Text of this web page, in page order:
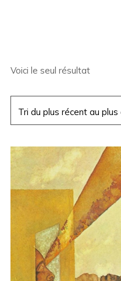
Voici le seul résultat